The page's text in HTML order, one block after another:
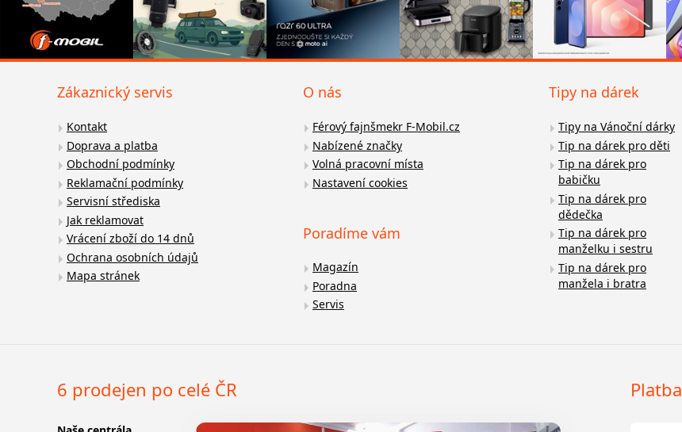
Zákaznický servis
Kontakt
Doprava a platba
Obchodní podmínky
Reklamační podmínky
Servisní střediska
Jak reklamovat
Vrácení zboží do 14 dnů
Ochrana osobních údajů
Mapa stránek
O nás
Férový fajnšmekr F-Mobil.cz
Nabízené značky
Volná pracovní místa
Nastavení cookies
Poradíme vám
Magazín
Poradna
Servis
Tipy na dárek
Tipy na Vánoční dárky
Tip na dárek pro děti
Tip na dárek pro
babičku
Tip na dárek pro
dědečka
Tip na dárek pro
manželku i sestru
Tip na dárek pro
manžela i bratra
6 prodejen po celé ČR Platba